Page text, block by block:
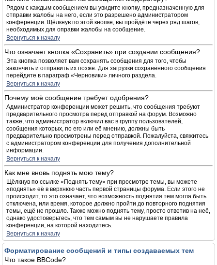
Рядом с каждым сообщением вы увидите кнопку, предназначенную для
отправки жалобы на него, если это разрешено администратором
конференции. Щёлкнув по этой кнопке, вы пройдёте через ряд шагов,
необходимых для оправки жалобы на сообщение.
Вернуться к началу
Что означает кнопка «Сохранить» при создании сообщения?
Эта кнопка позволяет вам сохранять сообщения для того, чтобы
закончить и отправить их позже. Для загрузки сохранённого сообщения
перейдите в параграф «Черновики» личного раздела.
Вернуться к началу
Почему моё сообщение требует одобрения?
Администратор конференции может решить, что сообщения требуют
предварительного просмотра перед отправкой на форум. Возможно
также, что администратор включил вас в группу пользователей,
сообщения которых, по его или её мнению, должны быть
предварительно просмотрены перед отправкой. Пожалуйста, свяжитесь
с администратором конференции для получения дополнительной
информации.
Вернуться к началу
Как мне вновь поднять мою тему?
Щёлкнув по ссылке «Поднять тему» при просмотре темы, вы можете
«поднять» её в верхнюю часть первой страницы форума. Если этого не
происходит, то это означает, что возможность поднятия тем могла быть
отключена, или время, которое должно пройти до повторного поднятия
темы, ещё не прошло. Также можно поднять тему, просто ответив на неё,
однако удостоверьтесь, что тем самым вы не нарушаете правила
конференции, на которой находитесь.
Вернуться к началу
Форматирование сообщений и типы создаваемых тем
Что такое BBCode?